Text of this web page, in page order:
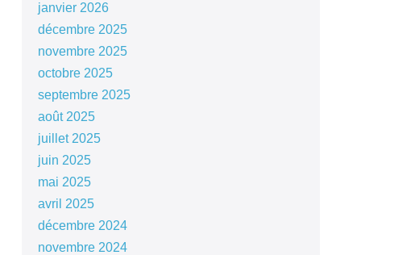
janvier 2026
décembre 2025
novembre 2025
octobre 2025
septembre 2025
août 2025
juillet 2025
juin 2025
mai 2025
avril 2025
décembre 2024
novembre 2024